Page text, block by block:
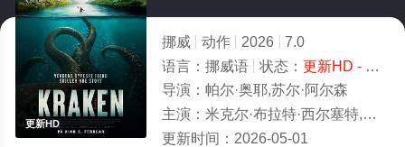
更新HD
挪威 动作 2026
7.0
语言： 挪威语 状态： 更新HD - 免费在线观看
导演： 帕尔·奥耶,苏尔·阿尔森
主演： 米克尔·布拉特·西尔塞特,英维尔·霍尔特·拜格德内斯,西莉耶·布雷维克,斯泰纳尔·克鲁曼·哈勒
更新时间： 2026-05-01